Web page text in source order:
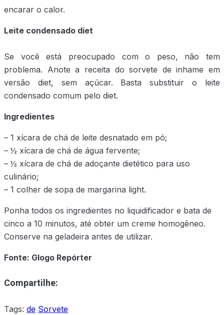
encarar o calor.
Leite condensado diet
Se você está preocupado com o peso, não tem
problema. Anote a receita do sorvete de inhame em
versão diet, sem açúcar. Basta substituir o leite
condensado comum pelo diet.
Ingredientes
– 1 xícara de chá de leite desnatado em pó;
– ½ xícara de chá de água fervente;
– ½ xícara de chá de adoçante dietético para uso
culinário;
– 1 colher de sopa de margarina light.
Ponha todos os ingredientes no liquidificador e bata de
cinco a 10 minutos, até obter um creme homogêneo.
Conserve na geladeira antes de utilizar.
Fonte: Glogo Repórter
Compartilhe:
Tags: de Sorvete